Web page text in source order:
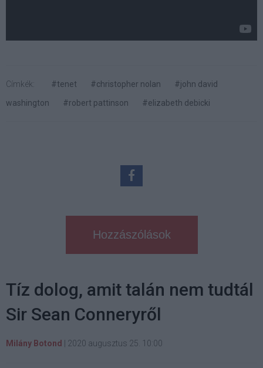
Címkék: #tenet #christopher nolan
#john david
washington
#robert pattinson #elizabeth debicki
Hozzászólások
Tíz dolog, amit talán nem tudtál
Sir Sean Conneryről
Milány Botond | 2020 augusztus 25. 10:00